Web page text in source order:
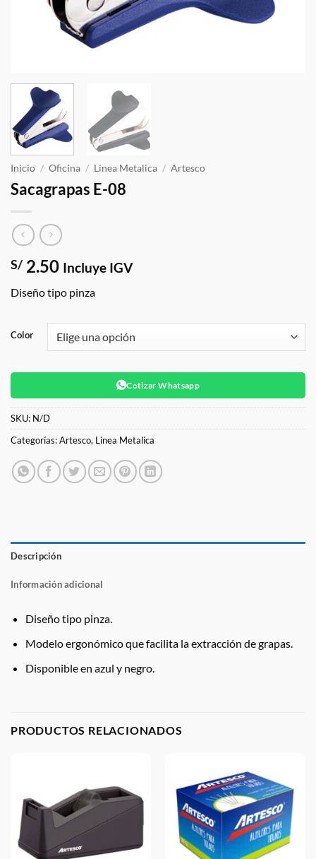
Inicio / Oficina / Linea Metalica / Artesco
Sacagrapas E-08
S/ 2.50 Incluye IGV
Diseño tipo pinza
Color
Cotizar Whatsapp
SKU: N/D
Categorías:Artesco, Linea Metalica
Descripción
Información adicional
Diseño tipo pinza.
Modelo ergonómico que facilita la extracción de grapas.
Disponible en azul y negro.
PRODUCTOS RELACIONADOS